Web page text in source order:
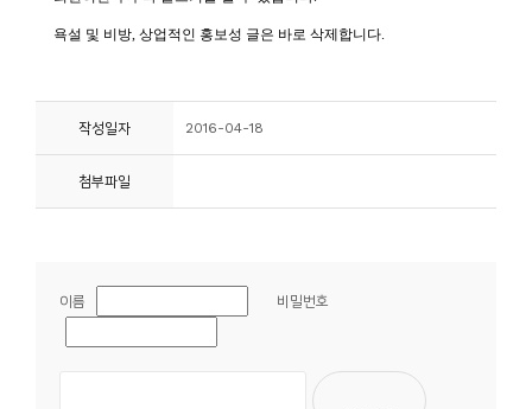
작성일자 2016-04-18
첨부파일
이름 비밀번호
리
진